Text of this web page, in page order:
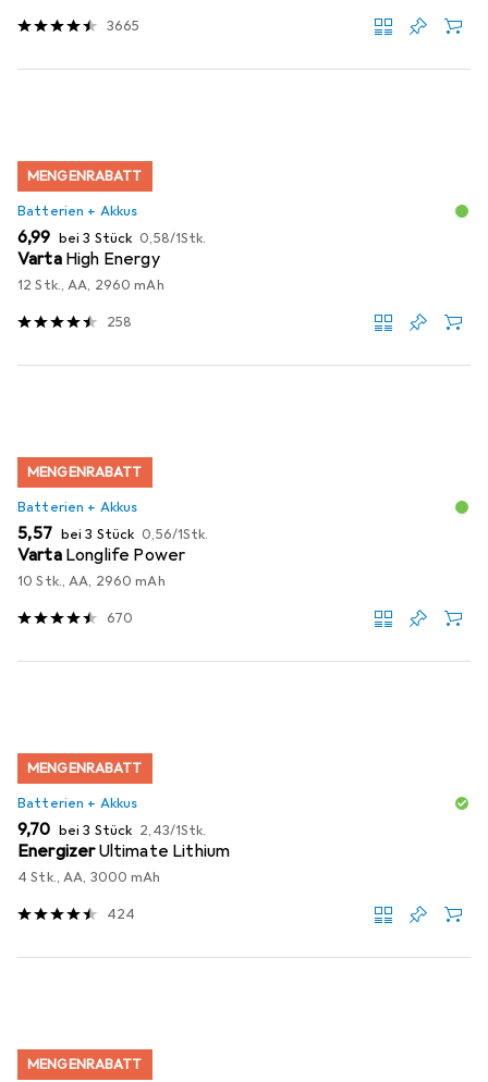
3665
MENGENRABATT
Batterien + Akkus
EUR
6,99 bei 3 Stück EUR
0,58/1Stk.
Varta High Energy
12 Stk., AA, 2960 mAh
258
MENGENRABATT
Batterien + Akkus
EUR
5,57 bei 3 Stück EUR
0,56/1Stk.
Varta Longlife Power
10 Stk., AA, 2960 mAh
670
MENGENRABATT
Batterien + Akkus
EUR
9,70 bei 3 Stück EUR
2,43/1Stk.
EnergizerUltimate Lithium
4 Stk., AA, 3000 mAh
424
MENGENRABATT